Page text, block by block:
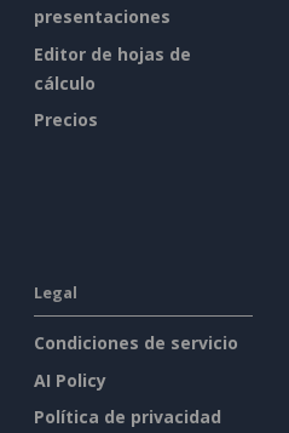
presentaciones
Editor de hojas de
cálculo
Precios
Legal
Condiciones de servicio
AI Policy
Política de privacidad